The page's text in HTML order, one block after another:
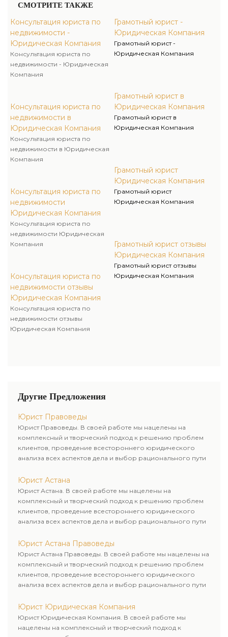
СМОТРИТЕ ТАКЖЕ
Консультация юриста по
недвижимости -
Юридическая Компания
Консультация юриста по
недвижимости - Юридическая
Компания
Консультация юриста по
недвижимости в
Юридическая Компания
Консультация юриста по
недвижимости в Юридическая
Компания
Консультация юриста по
недвижимости
Юридическая Компания
Консультация юриста по
недвижимости Юридическая
Компания
Консультация юриста по
недвижимости отзывы
Юридическая Компания
Консультация юриста по
недвижимости отзывы
Юридическая Компания
Грамотный юрист -
Юридическая Компания
Грамотный юрист -
Юридическая Компания
Грамотный юрист в
Юридическая Компания
Грамотный юрист в
Юридическая Компания
Грамотный юрист
Юридическая Компания
Грамотный юрист
Юридическая Компания
Грамотный юрист отзывы
Юридическая Компания
Грамотный юрист отзывы
Юридическая Компания
Другие Предложения
Юрист Правоведы
Юрист Правоведы. В своей работе мы нацелены на
комплексный и творческий подход к решению проблем
клиентов, проведение всестороннего юридического
анализа всех аспектов дела и выбор рационального пути
Юрист Астана
Юрист Астана. В своей работе мы нацелены на
комплексный и творческий подход к решению проблем
клиентов, проведение всестороннего юридического
анализа всех аспектов дела и выбор рационального пути
Юрист Астана Правоведы
Юрист Астана Правоведы. В своей работе мы нацелены на
комплексный и творческий подход к решению проблем
клиентов, проведение всестороннего юридического
анализа всех аспектов дела и выбор рационального пути
Юрист Юридическая Компания
Юрист Юридическая Компания. В своей работе мы
нацелены на комплексный и творческий подход к